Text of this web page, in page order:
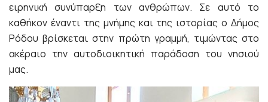
ειρηνική συνύπαρξη των ανθρώπων. Σε αυτό το
καθήκον έναντι της μνήμης και της ιστορίας ο Δήμος
Ρόδου βρίσκεται στην πρώτη γραμμή, τιμώντας στο
ακέραιο την αυτοδιοικητική παράδοση του νησιού
μας.